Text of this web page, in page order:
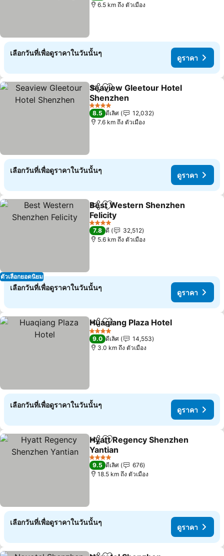
6.5 km ถึง ตัวเมือง
เลือกวันที่เพื่อดูราคาในวันนั้นๆ
ดูราคา
แชร์ เพิ่มในรายการโปรด
Seaview Gleetour Hotel
Shenzhen
ดูราคา
4 ดาว
8.5 ดีเลิศ
12,032
7.6 km ถึง ตัวเมือง
เลือกวันที่เพื่อดูราคาในวันนั้นๆ
ดูราคา
ตัวเลือกยอดนิยม
แชร์ เพิ่มในรายการโปรด
Best Western Shenzhen
Felicity
ดูราคา
4 ดาว
7.8 ดี
32,512
5.6 km ถึง ตัวเมือง
เลือกวันที่เพื่อดูราคาในวันนั้นๆ
ดูราคา
แชร์ เพิ่มในรายการโปรด
Huaqiang Plaza Hotel
4 ดาว
9.0 ดีเลิศ
14,553
3.0 km ถึง ตัวเมือง
เลือกวันที่เพื่อดูราคาในวันนั้นๆ
ดูราคา
แชร์ เพิ่มในรายการโปรด
Hyatt Regency Shenzhen
Yantian
ดูราคา
4 ดาว
9.5 ดีเลิศ
676
18.5 km ถึง ตัวเมือง
เลือกวันที่เพื่อดูราคาในวันนั้นๆ
ดูราคา